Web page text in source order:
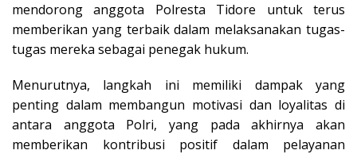
mendorong anggota Polresta Tidore untuk terus
memberikan yang terbaik dalam melaksanakan tugas-
tugas mereka sebagai penegak hukum.
Menurutnya, langkah ini memiliki dampak yang
penting dalam membangun motivasi dan loyalitas di
antara anggota Polri, yang pada akhirnya akan
memberikan kontribusi positif dalam pelayanan